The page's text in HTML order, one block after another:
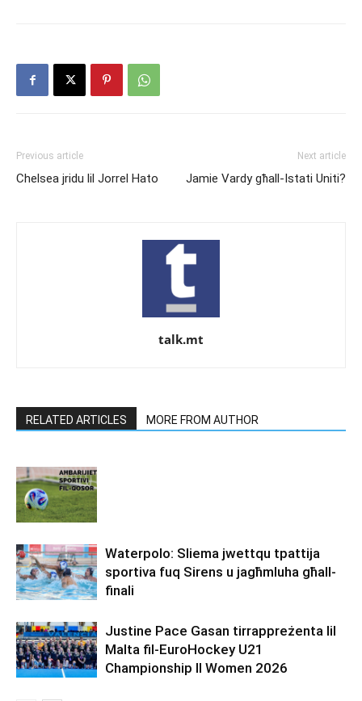
Previous article
Chelsea jridu lil Jorrel Hato
Next article
Jamie Vardy għall-Istati Uniti?
talk.mt
RELATED ARTICLES MORE FROM AUTHOR
Waterpolo: Sliema jwettqu tpattija
sportiva fuq Sirens u jagħmluha għall-
finali
Justine Pace Gasan tirrappreżenta lil
Malta fil-EuroHockey U21
Championship II Women 2026